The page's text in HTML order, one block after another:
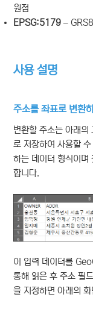
원점
EPSG:5179 –
사용 설명
주소를 좌표로 변환
변환할 주소는 아래
로 저장하여 사용할
하는 데이터 형식이며
합니다.
이 입력 데이터를
통해 읽은 후 주소 필
을 지정하면 아래의